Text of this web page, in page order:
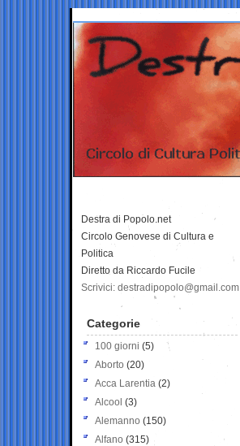
Destra di Popolo.net
Circolo Genovese di Cultura e
Politica
Diretto da Riccardo Fucile
Scrivici: destradipopolo@gmail.com
Categorie
100 giorni (5)
Aborto (20)
Acca Larentia (2)
Alcool (3)
Alemanno (150)
Alfano (315)